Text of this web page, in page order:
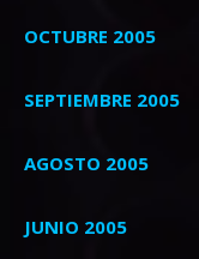
OCTUBRE 2005
SEPTIEMBRE 2005
AGOSTO 2005
JUNIO 2005